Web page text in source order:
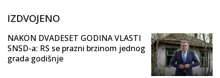
IZDVOJENO
NAKON DVADESET GODINA VLASTI
SNSD-a: RS se prazni brzinom jednog
grada godišnje